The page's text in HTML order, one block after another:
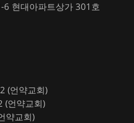
6 현대아파트상가 301호
(언약교회)
(언약교회)
약교회)